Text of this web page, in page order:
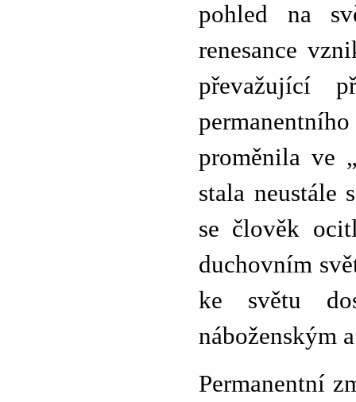
pohled na
renesance
převažující
proměnila ve
stala neustále
se člověk
duchovním
ke světu
náboženským
Permanentní